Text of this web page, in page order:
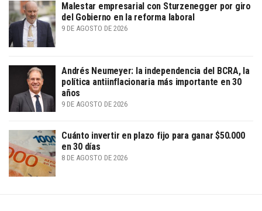
Malestar empresarial con Sturzenegger por giro
del Gobierno en la reforma laboral
9 DE AGOSTO DE 2026
Andrés Neumeyer: la independencia del BCRA, la
política antiinflacionaria más importante en 30
años
9 DE AGOSTO DE 2026
Cuánto invertir en plazo fijo para ganar $50.000
en 30 días
8 DE AGOSTO DE 2026